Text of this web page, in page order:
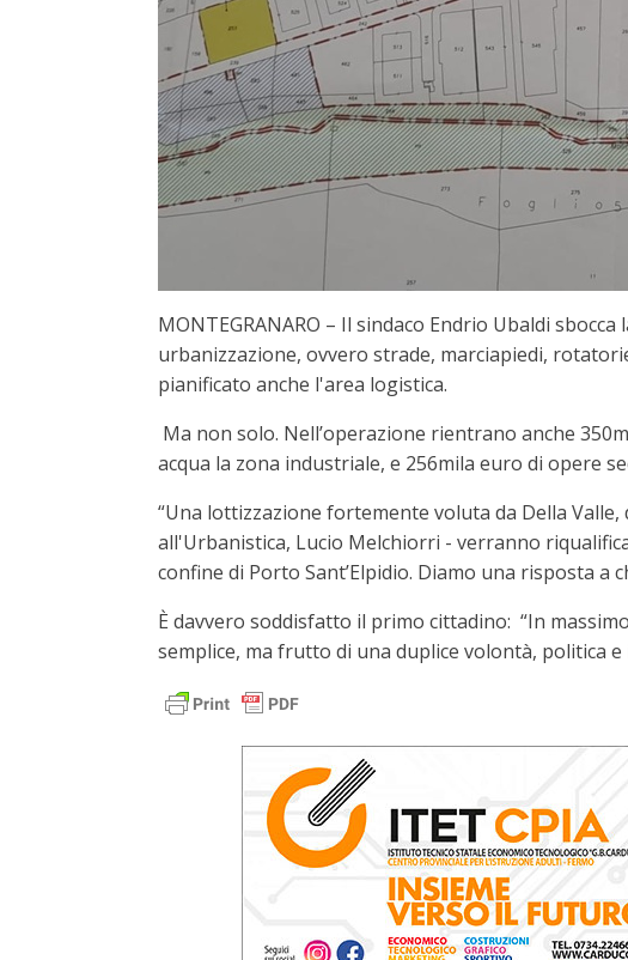
MONTEGRANARO – Il sindaco Endrio Ubaldi
urbanizzazione, ovvero strade, marciapiedi,
pianificato anche l'area logistica.
Ma non solo. Nell’operazione rientrano anche
acqua la zona industriale, e 256mila euro di opere
“Una lottizzazione fortemente voluta da Della Valle,
all'Urbanistica, Lucio Melchiorri - verranno
confine di Porto Sant’Elpidio. Diamo una risposta a
È davvero soddisfatto il primo cittadino: “In
semplice, ma frutto di una duplice volontà, politica